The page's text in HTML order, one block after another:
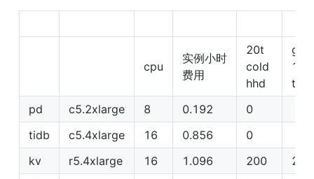
cpu
实例小时
费用
20t
cold
hhd
gp3
1t(
pd
c5.2xlarge 8 0.192
0
tidb
c5.4xlarge 16 0.856
0
kv
r5.4xlarge 16 1.096 200
200